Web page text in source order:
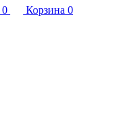
0 Корзина 0